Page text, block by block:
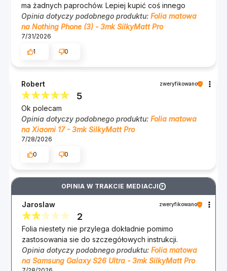
ma żadnych paprochów. Lepiej kupić coś innego
Opinia dotyczy podobnego produktu: Folia matowa
na Nothing Phone (3) - 3mk SilkyMatt Pro
7/31/2026
1
0
Robert zweryfikowano
5
Ok polecam
Opinia dotyczy podobnego produktu: Folia matowa
na Xiaomi 17 - 3mk SilkyMatt Pro
7/28/2026
0
0
OPINIA W TRAKCIE MEDIACJI ?
Jaroslaw zweryfikowano
2
Folia niestety nie przylega dokładnie pomimo
zastosowania sie do szczegółowych instrukcji.
Opinia dotyczy podobnego produktu: Folia matowa
na Samsung Galaxy S26 Ultra - 3mk SilkyMatt Pro